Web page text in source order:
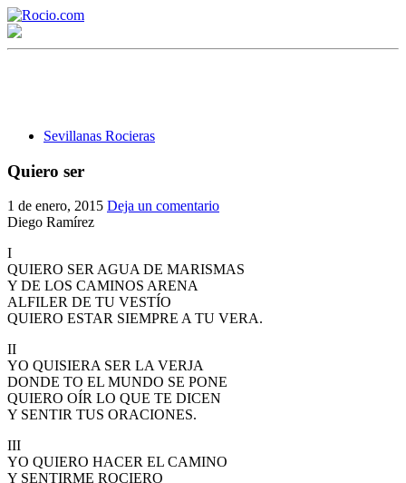
Sevillanas Rocieras
Quiero ser
1 de enero, 2015 Deja un comentario
Diego Ramírez
I
QUIERO SER AGUA DE MARISMAS
Y DE LOS CAMINOS ARENA
ALFILER DE TU VESTÍO
QUIERO ESTAR SIEMPRE A TU VERA.
II
YO QUISIERA SER LA VERJA
DONDE TO EL MUNDO SE PONE
QUIERO OÍR LO QUE TE DICEN
Y SENTIR TUS ORACIONES.
III
YO QUIERO HACER EL CAMINO
Y SENTIRME ROCIERO
¡Bienvenido! Soy el asistente virtual de rocio.com.
Historia de la Virgen del Rocío
¿Cuándo es la romería del Rocío?
¿Cuántas hermandades participan en la romería?
¿Cuándo se construyó la primera ermita?
¿Cuales son los actos principales que se celebran en el
Rocío?